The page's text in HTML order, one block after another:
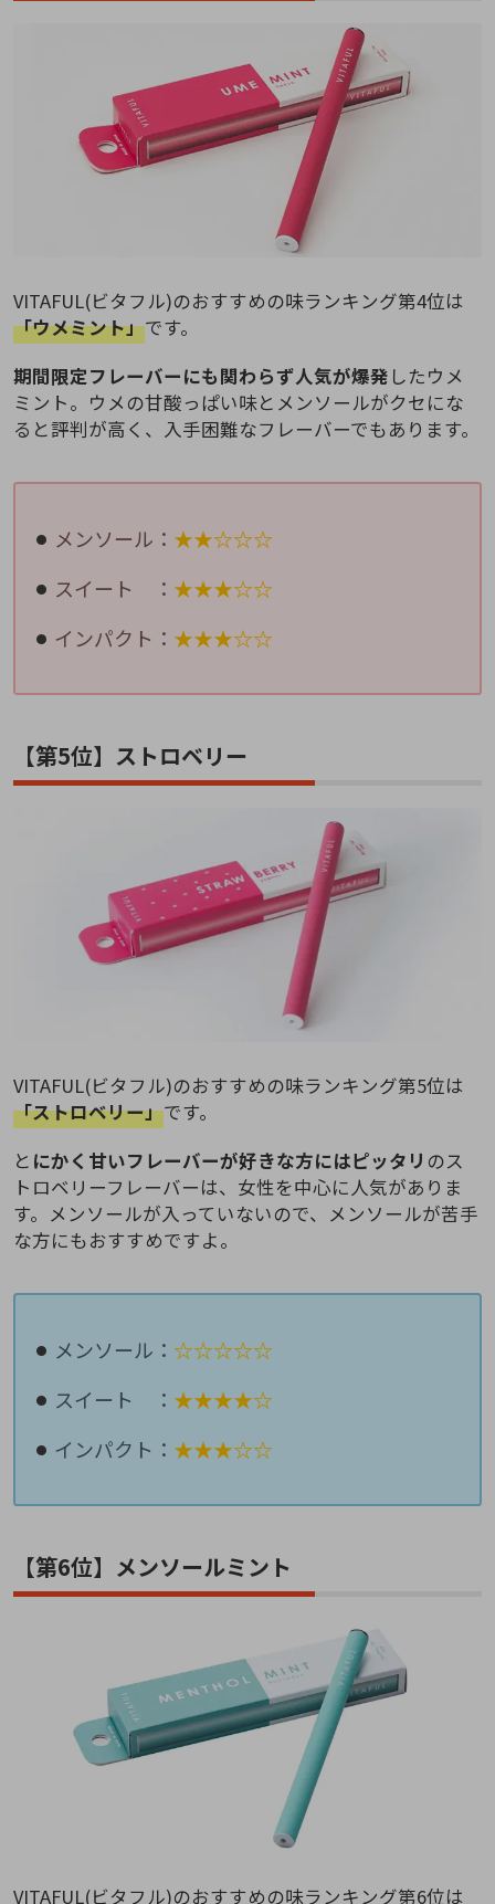
VITAFUL(ビタフル)のおすすめの味ランキング第4位は
「ウメミント」です。
期間限定フレーバーにも関わらず人気が爆発 したウメ
ミント。ウメの甘酸っぱい味とメンソールがクセにな
ると評判が高く、入手困難なフレーバーでもあります。
メンソール： ★★☆☆☆
スイート ： ★★★☆☆
インパクト： ★★★☆☆
【第5位】ストロベリー
VITAFUL(ビタフル)のおすすめの味ランキング第5位は
「ストロベリー」です。
と にかく甘いフレーバーが好きな方にはピッタリ のス
トロベリーフレーバーは、女性を中心に人気がありま
す。メンソールが入っていないので、メンソールが苦手
な方にもおすすめですよ。
メンソール： ☆☆☆☆☆
スイート ： ★★★★☆
インパクト： ★★★☆☆
【第6位】メンソールミント
VITAFUL(ビタフル)のおすすめの味ランキング第6位は